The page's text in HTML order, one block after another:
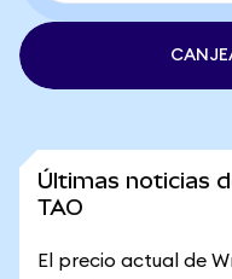
Últimas noticias
TAO
El precio actual de